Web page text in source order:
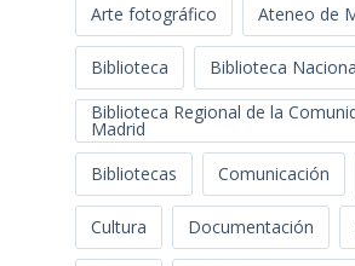
Arte fotográfico Ateneo de
Biblioteca
Biblioteca
Biblioteca Regional de la
Madrid
Bibliotecas
Comunicación
Cultura Documentación